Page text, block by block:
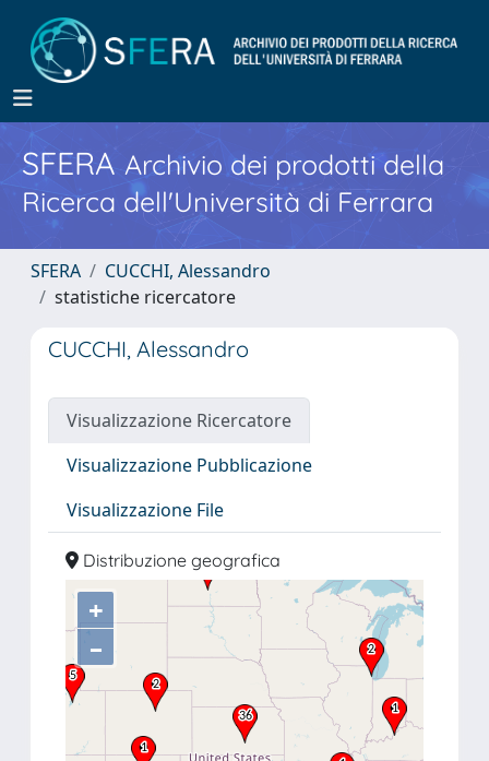
SFERA Archivio dei prodotti della
Ricerca dell'Università di Ferrara
SFERA
CUCCHI, Alessandro
statistiche ricercatore
CUCCHI, Alessandro
Visualizzazione Ricercatore
Visualizzazione Pubblicazione
Visualizzazione File
Distribuzione geografica
+
–